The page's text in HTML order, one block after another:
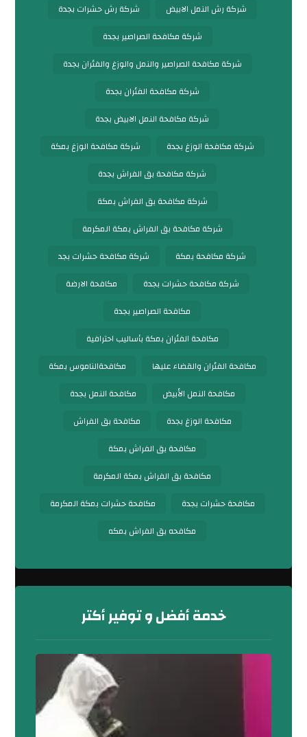
شركة رش النمل الابيض
شركة رش حشرات بجدة
شركة مكافحة الصراصير بجدة
شركة مكافحة الصراصير والنمل والوزغ والفئران بجدة
شركة مكافحة الفئران بجدة
شركة مكافحة النمل الابيض بجدة
شركة مكافحة الوزغ بجدة
شركة مكافحة الوزغ بمكة
شركة مكافحة بق الفراش بجدة
شركة مكافحة بق الفراش بمكة
شركة مكافحة بق الفراش بمكة المكرمة
شركة مكافحة بمكة
شركة مكافحة حشرات بجد
شركة مكافحة حشرات بجدة
مكافحة الارضة
مكافحة الصراصير بجدة
مكافحة الفئران بمكة بأساليب احترافية
مكافحة الفئران والقضاء عليها
مكافحةالناموس بمكة
مكافحة النمل الأبيض
مكافحة النمل بجدة
مكافحة الوزغ بجدة
مكافحة بق الفراش
مكافحة بق الفراش بمكة
مكافحة بق الفراش بمكة المكرمة
مكافحة حشرات بجدة
مكافحة حشرات بمكة المكرمة
مكافحه بق الفراش بمكه
خدمة أفضل و توفير أكتر